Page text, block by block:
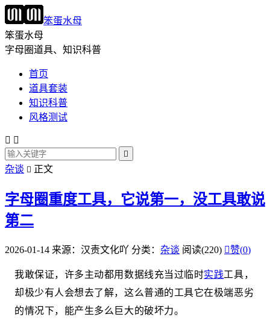
笨蛋水母
笨蛋水母
字母圈道具、知识科普
首页
道具套装
知识科普
风格测试
 

杂谈  正文
字母圈重度工具，它说第一，没工具敢说
第二
2026-01-14 来源：汉责文化吖 分类： 杂谈 阅读(220) 赞(0)
我敢保证，许多主动都用数据线充当过临时实践工具，
却极少有人会想去了解，这么普通的工具它在极端恶劣
的情况下，能产生多么巨大的破坏力。